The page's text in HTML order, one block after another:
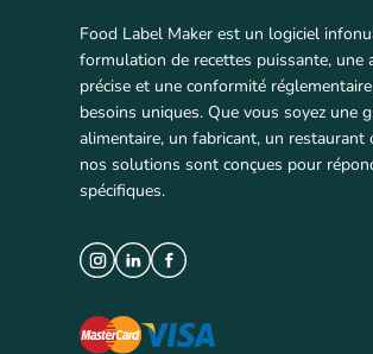
Food Label Maker est un logiciel
formulation de recettes puissante, une
précise et une conformité
besoins uniques. Que vous soyez une
alimentaire, un fabricant, un restaurant
nos solutions sont conçues pour
spécifiques.